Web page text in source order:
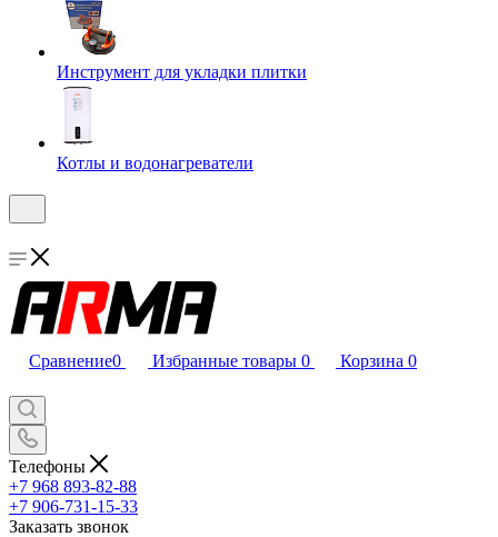
Инструмент для укладки плитки
Котлы и водонагреватели
Сравнение0 Избранные товары 0 Корзина 0
Телефоны
+7 968 893-82-88
+7 906-731-15-33
Заказать звонок